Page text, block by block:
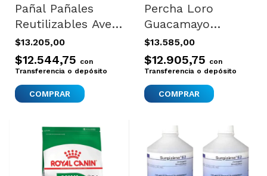
Pañal Pañales
Reutilizables Aves
Agapornis
Cocotilla Small
$13.205,00
$12.544,75 con
Transferencia o depósito
Percha Loro
Guacamayo
Colgante Aves
Calcio Jaula Pico
Large Naranja
$13.585,00
$12.905,75 con
Transferencia o depósito